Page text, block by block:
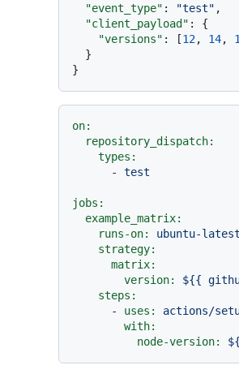
"event_type" : "test" ,
"client_payload" :
{
"versions" : [12, 14,
}
}
on:
repository_dispatch:
types:
-
test
jobs:
example_matrix:
runs-on:
ubuntu-latest
strategy:
matrix:
version:
${{
steps:
-
uses:
actions/
with:
node-version: